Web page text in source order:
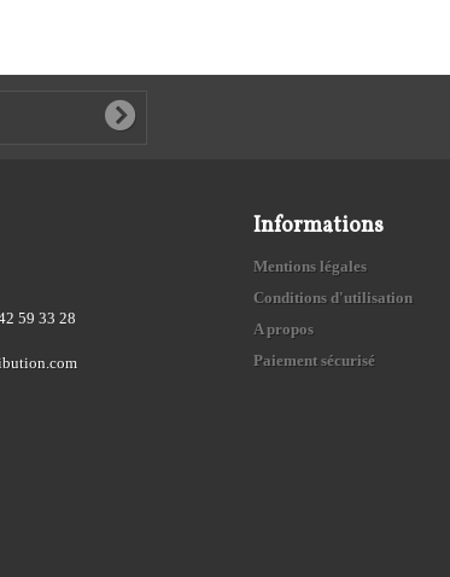
59 33 28
Informations
Mentions légales
Conditions d'utilisation
A propos
Paiement sécurisé